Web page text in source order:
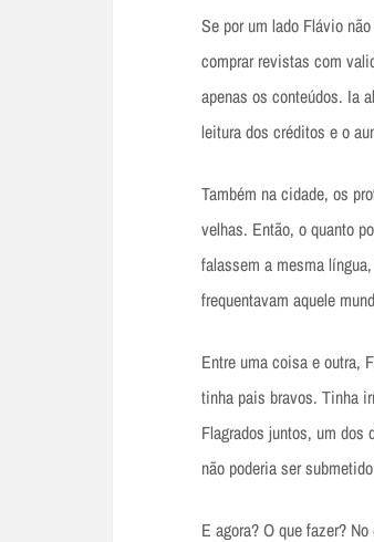
Se por um lado Flávio
comprar revistas com
apenas os conteúdos. Ia
leitura dos créditos e o
Também na cidade, os
velhas. Então, o quanto
falassem a mesma
frequentavam aquele
Entre uma coisa e outra,
tinha pais bravos. Tinha
Flagrados juntos, um dos
não poderia ser
E agora? O que fazer?